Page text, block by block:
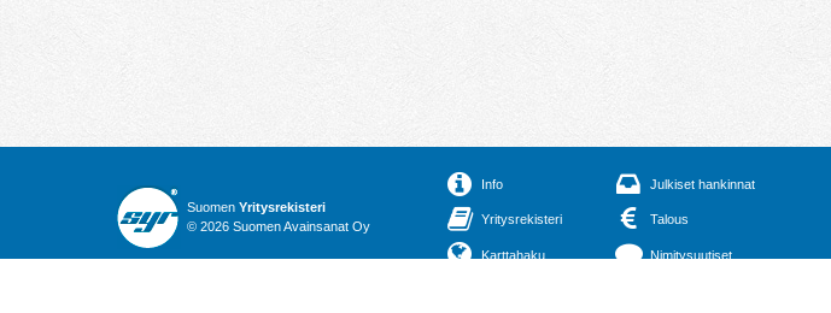
Suomen Yritysrekisteri
© 2026 Suomen Avainsanat Oy
Info
Yritysrekisteri
Karttahaku
Julkiset hankinnat
Talous
Nimitysuutiset